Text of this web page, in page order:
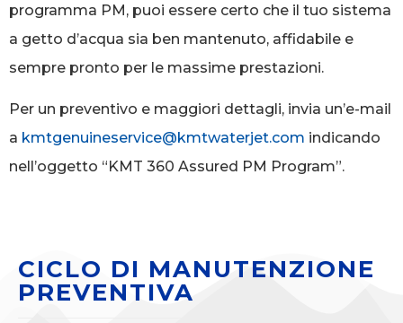
programma PM, puoi essere certo che il tuo sistema
a getto d’acqua sia ben mantenuto, affidabile e
sempre pronto per le massime prestazioni.
Per un preventivo e maggiori dettagli, invia un’e-mail
a kmtgenuineservice@kmtwaterjet.com indicando
nell’oggetto “KMT 360 Assured PM Program”.
CICLO DI MANUTENZIONE
PREVENTIVA